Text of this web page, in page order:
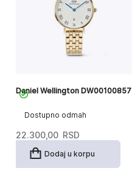
Dostupno odmah
Daniel Wellington DW00100857
22.300,00 RSD
Dodaj u korpu